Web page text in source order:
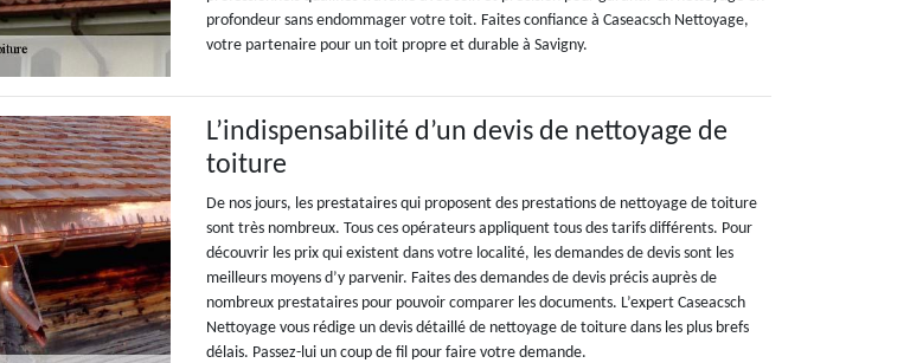
profondeur sans endommager votre toit. Faites confiance à Caseacsch Nettoyage,
votre partenaire pour un toit propre et durable à Savigny.
L’indispensabilité d’un devis de nettoyage de
toiture
De nos jours, les prestataires qui proposent des prestations de nettoyage de toiture
sont très nombreux. Tous ces opérateurs appliquent tous des tarifs différents. Pour
découvrir les prix qui existent dans votre localité, les demandes de devis sont les
meilleurs moyens d’y parvenir. Faites des demandes de devis précis auprès de
nombreux prestataires pour pouvoir comparer les documents. L’expert Caseacsch
Nettoyage vous rédige un devis détaillé de nettoyage de toiture dans les plus brefs
délais. Passez-lui un coup de fil pour faire votre demande.